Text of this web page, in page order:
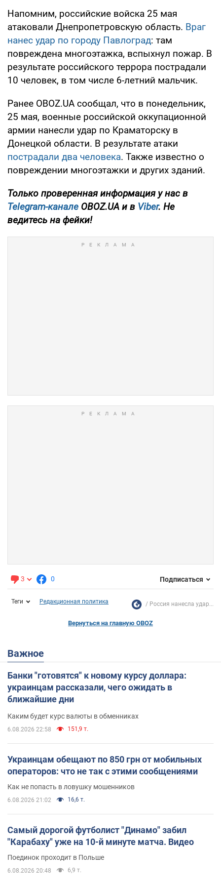
Напомним, российские войска 25 мая
атаковали Днепропетровскую область. Враг
нанес удар по городу Павлоград: там
повреждена многоэтажка, вспыхнул пожар. В
результате российского террора пострадали
10 человек, в том числе 6-летний мальчик.
Ранее OBOZ.UA сообщал, что в понедельник,
25 мая, военные российской оккупационной
армии нанесли удар по Краматорску в
Донецкой области. В результате атаки
пострадали два человека. Также известно о
повреждении многоэтажки и других зданий.
Только проверенная информация у нас в
Telegram-канале OBOZ.UA и в Viber. Не
ведитесь на фейки!
3 0 Подписаться
Теги Редакционная политика Россия нанесла удар...
Вернуться на главную OBOZ
Важное
Банки "готовятся" к новому курсу доллара:
украинцам рассказали, чего ожидать в
ближайшие дни
Каким будет курс валюты в обменниках
6.08.2026 22:58 151,9 т.
Украинцам обещают по 850 грн от мобильных
операторов: что не так с этими сообщениями
Как не попасть в ловушку мошенников
6.08.2026 21:02 16,6 т.
Самый дорогой футболист "Динамо" забил
"Карабаху" уже на 10-й минуте матча. Видео
Поединок проходит в Польше
6.08.2026 20:48 6,9 т.